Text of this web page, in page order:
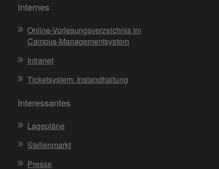
Internes
Online-Vorlesungsverzeichnis im
Campus-Managementsystem
Intranet
Ticketsystem: Instandhaltung
Interessantes
Lagepläne
Stellenmarkt
Presse